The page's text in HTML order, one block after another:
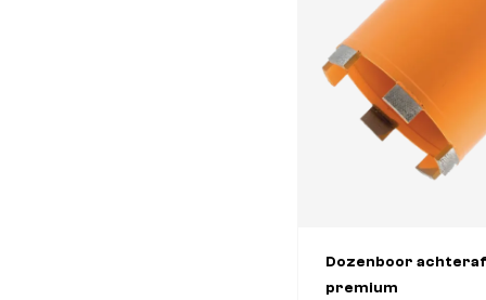
Dozenboor
premium